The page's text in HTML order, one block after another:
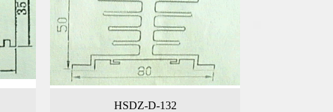
HSDZ-D-132